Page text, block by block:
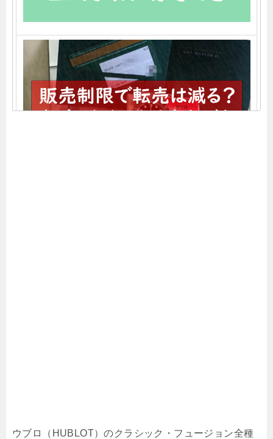
ウブロ（HUBLOT）のクラシック・フュージョン全種